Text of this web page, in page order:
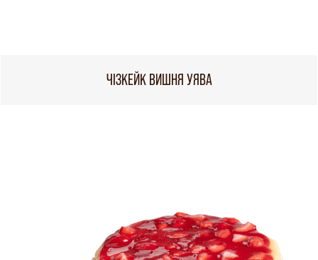
ЧІЗКЕЙК ВИШНЯ УЯВА